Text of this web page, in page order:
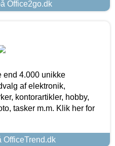
Office2go.dk
end 4.000 unikke
af elektronik,
kontorartikler, hobby,
tasker m.m. Klik her for
OfficeTrend.dk